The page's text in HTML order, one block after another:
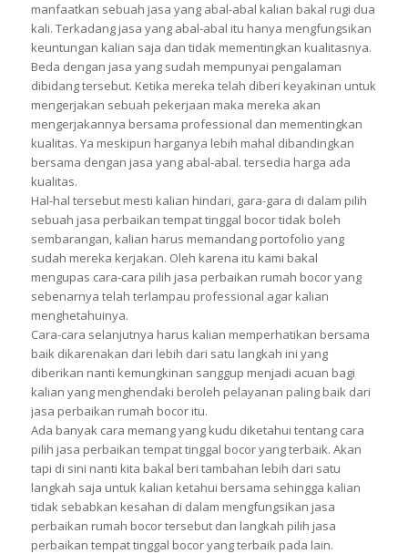
manfaatkan sebuah jasa yang abal-abal kalian bakal rugi dua
kali. Terkadang jasa yang abal-abal itu hanya mengfungsikan
keuntungan kalian saja dan tidak mementingkan kualitasnya.
Beda dengan jasa yang sudah mempunyai pengalaman
dibidang tersebut. Ketika mereka telah diberi keyakinan untuk
mengerjakan sebuah pekerjaan maka mereka akan
mengerjakannya bersama professional dan mementingkan
kualitas. Ya meskipun harganya lebih mahal dibandingkan
bersama dengan jasa yang abal-abal. tersedia harga ada
kualitas.
Hal-hal tersebut mesti kalian hindari, gara-gara di dalam pilih
sebuah jasa perbaikan tempat tinggal bocor tidak boleh
sembarangan, kalian harus memandang portofolio yang
sudah mereka kerjakan. Oleh karena itu kami bakal
mengupas cara-cara pilih jasa perbaikan rumah bocor yang
sebenarnya telah terlampau professional agar kalian
menghetahuinya.
Cara-cara selanjutnya harus kalian memperhatikan bersama
baik dikarenakan dari lebih dari satu langkah ini yang
diberikan nanti kemungkinan sanggup menjadi acuan bagi
kalian yang menghendaki beroleh pelayanan paling baik dari
jasa perbaikan rumah bocor itu.
Ada banyak cara memang yang kudu diketahui tentang cara
pilih jasa perbaikan tempat tinggal bocor yang terbaik. Akan
tapi di sini nanti kita bakal beri tambahan lebih dari satu
langkah saja untuk kalian ketahui bersama sehingga kalian
tidak sebabkan kesahan di dalam mengfungsikan jasa
perbaikan rumah bocor tersebut dan langkah pilih jasa
perbaikan tempat tinggal bocor yang terbaik pada lain.